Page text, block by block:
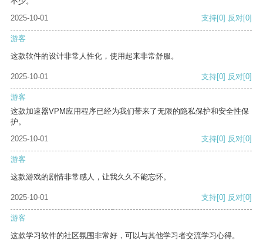
2025-10-01
支持[0] 反对[0]
游客
这款软件的设计非常人性化，使用起来非常舒服。
2025-10-01 支持[0] 反对[0]
游客
这款加速器VPM应用程序已经为我们带来了无限的隐私保护和安全性保
护。
2025-10-01
支持[0] 反对[0]
游客
这款游戏的剧情非常感人，让我久久不能忘怀。
2025-10-01 支持[0] 反对[0]
游客
这款学习软件的社区氛围非常好，可以与其他学习者交流学习心得。